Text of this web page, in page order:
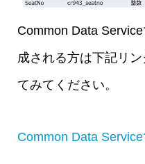
Common Data
成される方は下記リ
てみてください。
Common Data